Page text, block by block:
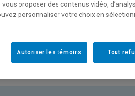
Horaire - Été 2026 Horaire -
proposer des contenus vidéo,
personnaliser votre choix en
Tout
Autoriser les témoins